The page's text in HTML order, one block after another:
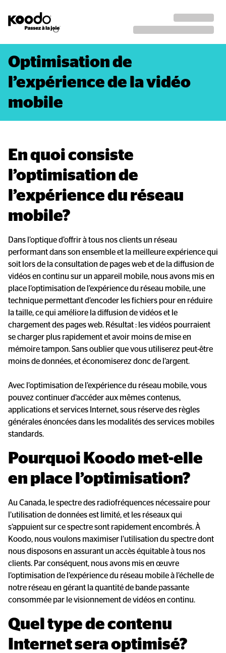
Optimisation de
l’expérience de la vidéo
mobile
En quoi consiste
l’optimisation de
l’expérience du réseau
mobile?
Dans l’optique d’offrir à tous nos clients un réseau
performant dans son ensemble et la meilleure expérience qui
soit lors de la consultation de pages web et de la diffusion de
vidéos en continu sur un appareil mobile, nous avons mis en
place l’optimisation de l’expérience du réseau mobile, une
technique permettant d’encoder les fichiers pour en réduire
la taille, ce qui améliore la diffusion de vidéos et le
chargement des pages web. Résultat : les vidéos pourraient
se charger plus rapidement et avoir moins de mise en
mémoire tampon. Sans oublier que vous utiliserez peut-être
moins de données, et économiserez donc de l’argent.
Avec l’optimisation de l’expérience du réseau mobile, vous
pouvez continuer d’accéder aux mêmes contenus,
applications et services Internet, sous réserve des règles
générales énoncées dans les modalités des services mobiles
standards.
Pourquoi Koodo met-elle
en place l’optimisation?
Au Canada, le spectre des radiofréquences nécessaire pour
l’utilisation de données est limité, et les réseaux qui
s’appuient sur ce spectre sont rapidement encombrés. À
Koodo, nous voulons maximiser l’utilisation du spectre dont
nous disposons en assurant un accès équitable à tous nos
clients. Par conséquent, nous avons mis en œuvre
l’optimisation de l’expérience du réseau mobile à l’échelle de
notre réseau en gérant la quantité de bande passante
consommée par le visionnement de vidéos en continu.
Quel type de contenu
Internet sera optimisé?